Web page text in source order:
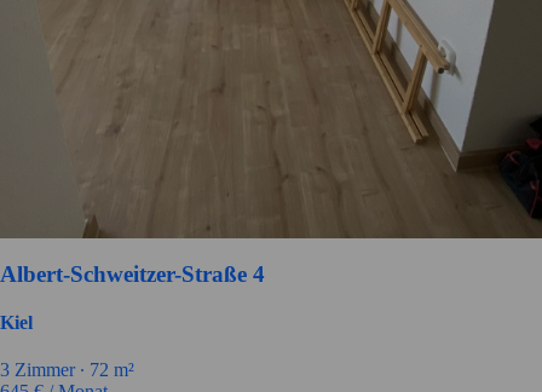
Albert-Schweitzer-Straße 4
Kiel
3 Zimmer ∙ 72 m²